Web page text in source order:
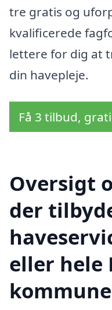
tre gratis og
kvalificerede
lettere for dig at
din havepleje.
Få 3 tilbud,
Oversigt
der
eller hele
kommune